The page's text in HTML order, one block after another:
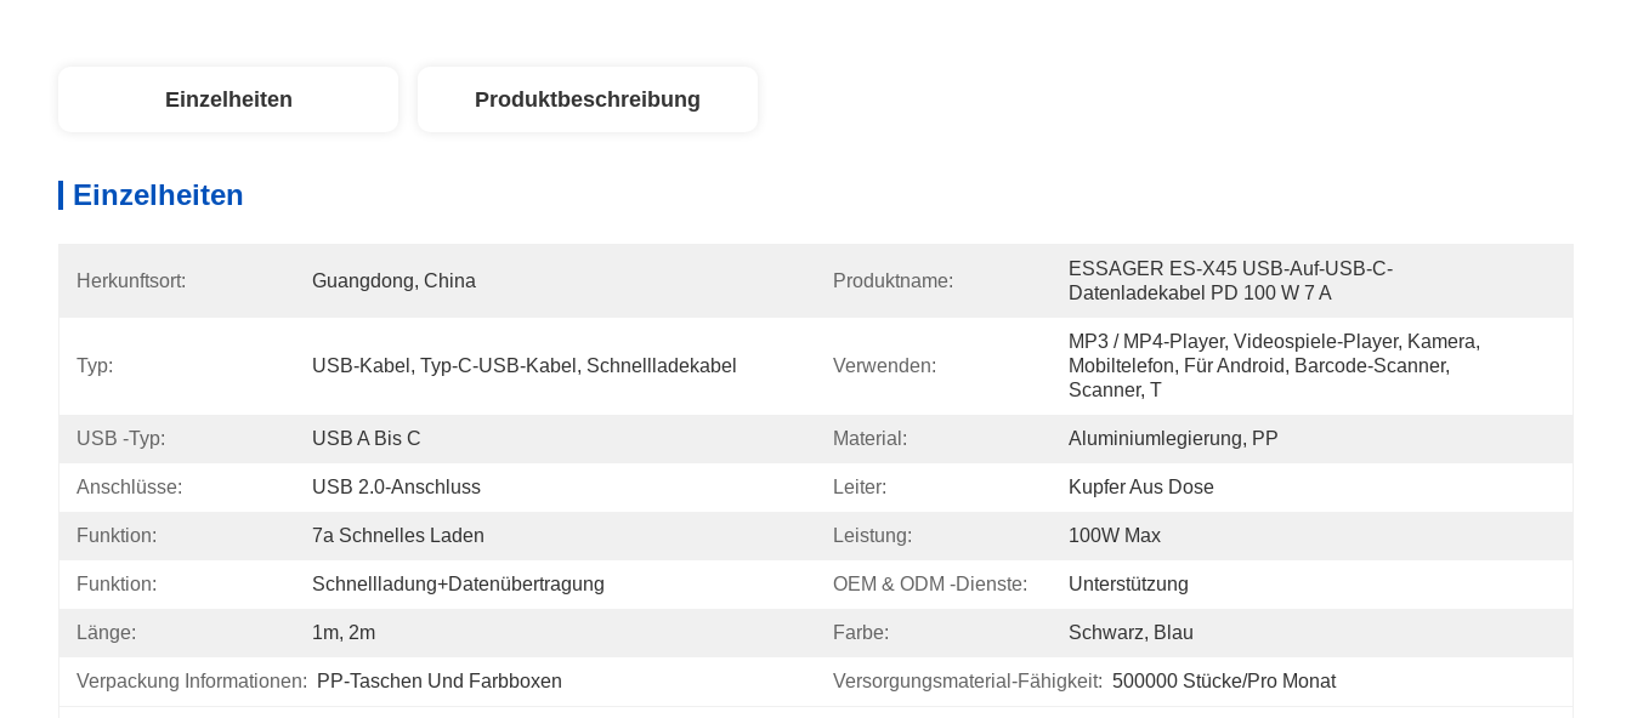
Einzelheiten Produktbeschreibung
Einzelheiten
Herkunftsort: Guangdong, China Produktname:
ESSAGER ES-X45 USB-Auf-USB-C-
Datenladekabel PD 100 W 7 A
Typ: USB-Kabel, Typ-C-USB-Kabel, Schnellladekabel Verwenden:
MP3 / MP4-Player, Videospiele-Player, Kamera,
Mobiltelefon, Für Android, Barcode-Scanner,
Scanner, T
USB -Typ: USB A Bis C Material: Aluminiumlegierung, PP
Anschlüsse: USB 2.0-Anschluss Leiter: Kupfer Aus Dose
Funktion: 7a Schnelles Laden Leistung: 100W Max
Funktion: Schnellladung+Datenübertragung OEM & ODM -Dienste: Unterstützung
Länge: 1m, 2m Farbe: Schwarz, Blau
Verpackung Informationen: PP-Taschen Und Farbboxen Versorgungsmaterial-Fähigkeit: 500000 Stücke/pro Monat